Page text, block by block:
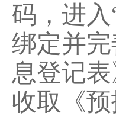
码，进
绑定并
息登记表
收取
《